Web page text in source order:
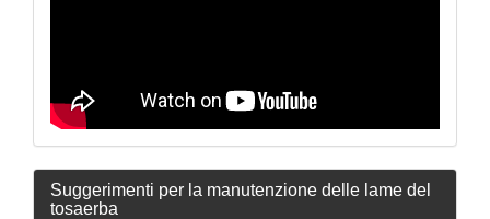
Suggerimenti per la manutenzione delle lame del
tosaerba